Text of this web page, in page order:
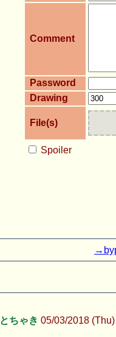
Comment
Password
Drawing
File(s)
Spoiler
とちゃき 05/03/2018